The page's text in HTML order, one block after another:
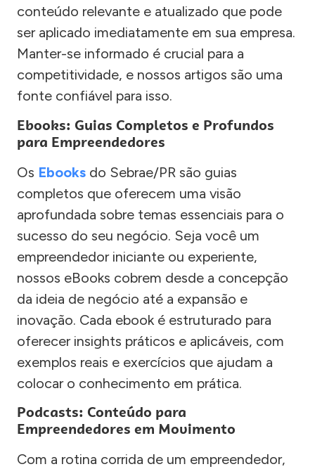
conteúdo relevante e atualizado que pode
ser aplicado imediatamente em sua empresa.
Manter-se informado é crucial para a
competitividade, e nossos artigos são uma
fonte confiável para isso.
Ebooks: Guias Completos e Profundos
para Empreendedores
Os Ebooks do Sebrae/PR são guias
completos que oferecem uma visão
aprofundada sobre temas essenciais para o
sucesso do seu negócio. Seja você um
empreendedor iniciante ou experiente,
nossos eBooks cobrem desde a concepção
da ideia de negócio até a expansão e
inovação. Cada ebook é estruturado para
oferecer insights práticos e aplicáveis, com
exemplos reais e exercícios que ajudam a
colocar o conhecimento em prática.
Podcasts: Conteúdo para
Empreendedores em Movimento
Com a rotina corrida de um empreendedor,